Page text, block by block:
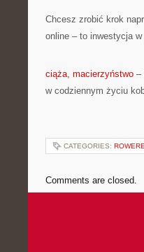
Chcesz zrobić krok
online – to inwestycja w
ciąża, macierzyństwo –
w codziennym życiu
CATEGORIES:
Comments are closed.